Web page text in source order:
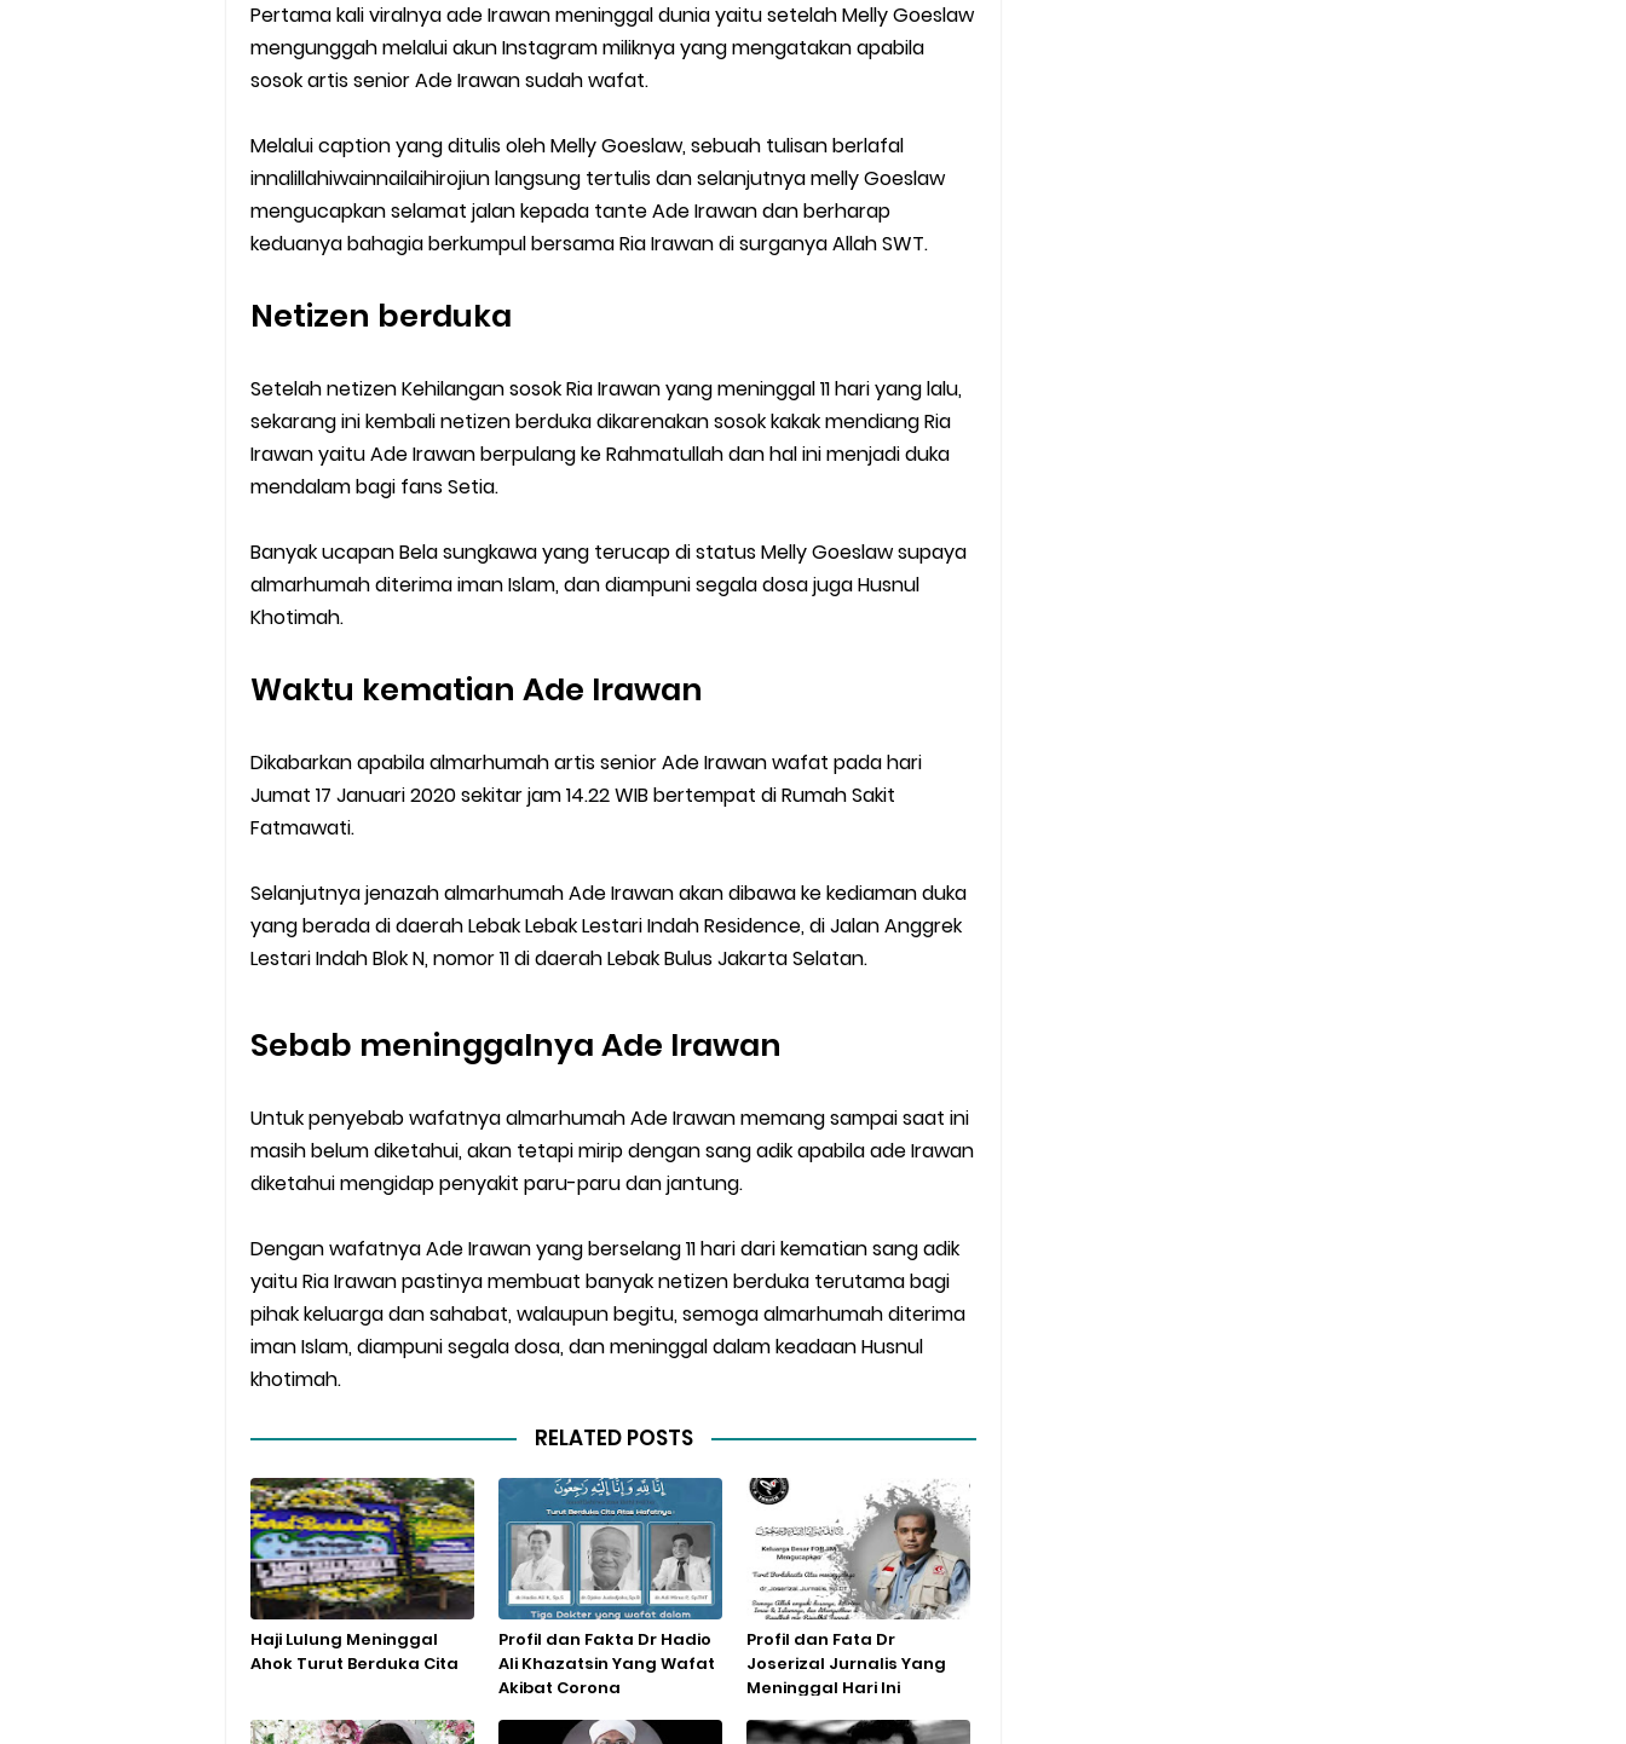
Pertama kali viralnya ade Irawan meninggal dunia yaitu setelah Melly Goeslaw
mengunggah melalui akun Instagram miliknya yang mengatakan apabila
sosok artis senior Ade Irawan sudah wafat.
Melalui caption yang ditulis oleh Melly Goeslaw, sebuah tulisan berlafal
innalillahiwainnailaihirojiun langsung tertulis dan selanjutnya melly Goeslaw
mengucapkan selamat jalan kepada tante Ade Irawan dan berharap
keduanya bahagia berkumpul bersama Ria Irawan di surganya Allah SWT.
Netizen berduka
Setelah netizen Kehilangan sosok Ria Irawan yang meninggal 11 hari yang lalu,
sekarang ini kembali netizen berduka dikarenakan sosok kakak mendiang Ria
Irawan yaitu Ade Irawan berpulang ke Rahmatullah dan hal ini menjadi duka
mendalam bagi fans Setia.
Banyak ucapan Bela sungkawa yang terucap di status Melly Goeslaw supaya
almarhumah diterima iman Islam, dan diampuni segala dosa juga Husnul
Khotimah.
Waktu kematian Ade Irawan
Dikabarkan apabila almarhumah artis senior Ade Irawan wafat pada hari
Jumat 17 Januari 2020 sekitar jam 14.22 WIB bertempat di Rumah Sakit
Fatmawati.
Selanjutnya jenazah almarhumah Ade Irawan akan dibawa ke kediaman duka
yang berada di daerah Lebak Lebak Lestari Indah Residence, di Jalan Anggrek
Lestari Indah Blok N, nomor 11 di daerah Lebak Bulus Jakarta Selatan.
Sebab meninggalnya Ade Irawan
Untuk penyebab wafatnya almarhumah Ade Irawan memang sampai saat ini
masih belum diketahui, akan tetapi mirip dengan sang adik apabila ade Irawan
diketahui mengidap penyakit paru-paru dan jantung.
Dengan wafatnya Ade Irawan yang berselang 11 hari dari kematian sang adik
yaitu Ria Irawan pastinya membuat banyak netizen berduka terutama bagi
pihak keluarga dan sahabat, walaupun begitu, semoga almarhumah diterima
iman Islam, diampuni segala dosa, dan meninggal dalam keadaan Husnul
khotimah.
RELATED POSTS
Haji Lulung Meninggal
Ahok Turut Berduka Cita
Profil dan Fakta Dr Hadio
Ali Khazatsin Yang Wafat
Akibat Corona
Profil dan Fata Dr
Joserizal Jurnalis Yang
Meninggal Hari Ini